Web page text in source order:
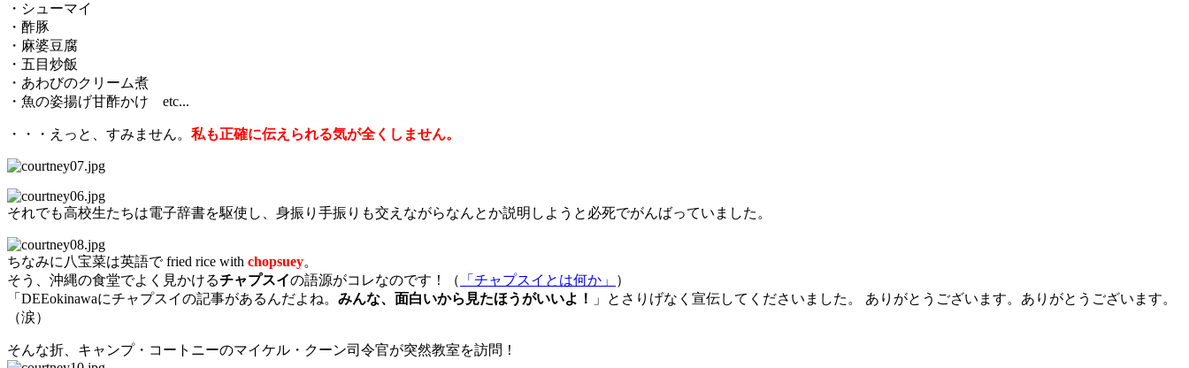
・シューマイ
・酢豚
・麻婆豆腐
・五目炒飯
・あわびのクリーム煮
・魚の姿揚げ甘酢かけ etc...
・・・えっと、すみません。 私も正確に伝えられる気が全くしません。
それでも高校生たちは電子辞書を駆使し、身振り手振りも交えながらなんとか説明しようと必死でがんばっていました。
ちなみに八宝菜は英語で fried rice with chopsuey。
そう、沖縄の食堂でよく見かけるチャプスイの語源がコレなのです！（ 「チャプスイとは何か」
）
「DEEokinawaにチャプスイの記事があるんだよね。 みんな、面白いから見たほうがいいよ！
」とさりげなく宣伝してくださいました。 ありがとうございます。ありがとうございます。
（涙）
そんな折、キャンプ・コートニーのマイケル・クーン司令官が突然教室を訪問！